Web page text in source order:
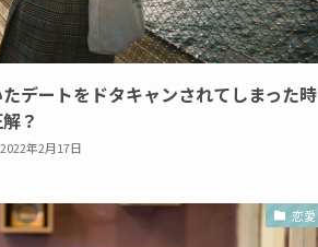
デートをドタキャンされてしまった時
？
2022年2月17日
恋愛